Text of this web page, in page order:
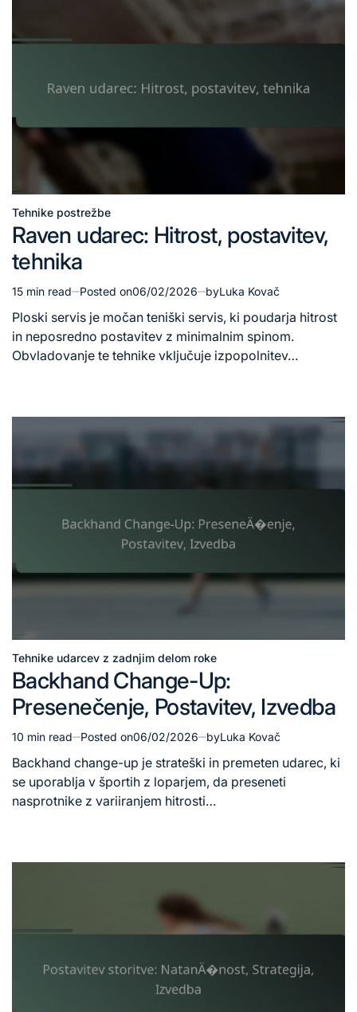
Posted
in
Tehnike postrežbe
Raven udarec: Hitrost, postavitev,
tehnika
Estimated
read
time
15 min read Posted on06/02/2026 byLuka Kovač
Ploski servis je močan teniški servis, ki poudarja hitrost
in neposredno postavitev z minimalnim spinom.
Obvladovanje te tehnike vključuje izpopolnitev…
Posted
in
Tehnike udarcev z zadnjim delom roke
Backhand Change-Up:
Presenečenje, Postavitev, Izvedba
Estimated
read
time
10 min read Posted on06/02/2026 byLuka Kovač
Backhand change-up je strateški in premeten udarec, ki
se uporablja v športih z loparjem, da preseneti
nasprotnike z variiranjem hitrosti…